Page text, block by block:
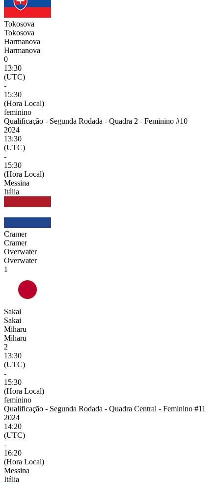
Tokosova
Tokosova
Harmanova
Harmanova
0
13:30
(UTC)
-
15:30
(Hora Local)
feminino
Qualificação - Segunda Rodada - Quadra 2 - Feminino #10
2024
13:30
(UTC)
-
15:30
(Hora Local)
Messina
Itália
Cramer
Cramer
Overwater
Overwater
1
Sakai
Sakai
Miharu
Miharu
2
13:30
(UTC)
-
15:30
(Hora Local)
feminino
Qualificação - Segunda Rodada - Quadra Central - Feminino #11
2024
14:20
(UTC)
-
16:20
(Hora Local)
Messina
Itália